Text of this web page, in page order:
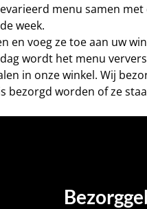
menu samen
week.
voeg ze toe aan uw
wordt het menu
in onze winkel. Wij
bezorgd worden of ze